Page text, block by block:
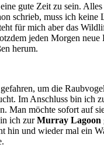
gute Zeit zu sein.
schrieb, muss ich
für mich aber das
jeden Morgen
herum.
gefahren, um die
Im Anschluss bin ich
Man möchte sofort auf
ich zurMurray Lagoon
und wieder mal ein